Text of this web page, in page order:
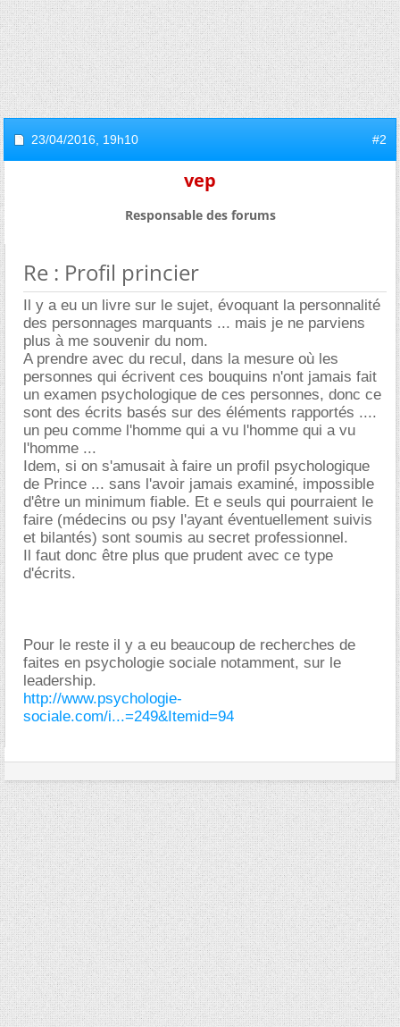
23/04/2016, 19h10 #2
vep
Responsable des forums
Re : Profil princier
Il y a eu un livre sur le sujet, évoquant la personnalité
des personnages marquants ... mais je ne parviens
plus à me souvenir du nom.
A prendre avec du recul, dans la mesure où les
personnes qui écrivent ces bouquins n'ont jamais fait
un examen psychologique de ces personnes, donc ce
sont des écrits basés sur des éléments rapportés ....
un peu comme l'homme qui a vu l'homme qui a vu
l'homme ...
Idem, si on s'amusait à faire un profil psychologique
de Prince ... sans l'avoir jamais examiné, impossible
d'être un minimum fiable. Et e seuls qui pourraient le
faire (médecins ou psy l'ayant éventuellement suivis
et bilantés) sont soumis au secret professionnel.
Il faut donc être plus que prudent avec ce type
d'écrits.
Pour le reste il y a eu beaucoup de recherches de
faites en psychologie sociale notamment, sur le
leadership.
http://www.psychologie-
sociale.com/i...=249&Itemid=94